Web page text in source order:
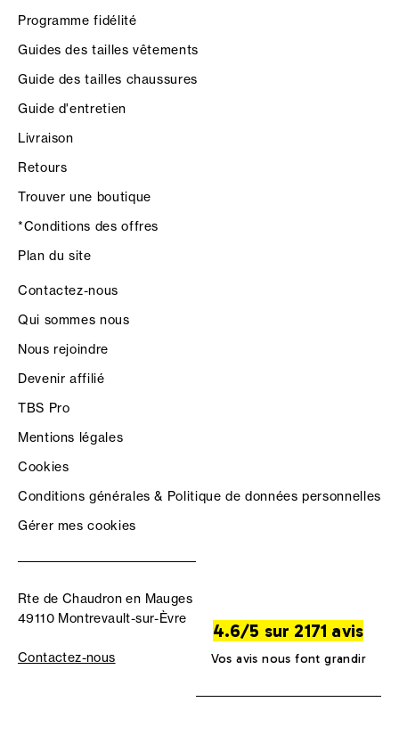
Programme fidélité
Guides des tailles vêtements
Guide des tailles chaussures
Guide d'entretien
Livraison
Retours
Trouver une boutique
*Conditions des offres
Plan du site
Contactez-nous
Qui sommes nous
Nous rejoindre
Devenir affilié
TBS Pro
Mentions légales
Cookies
Conditions générales & Politique de données personnelles
Gérer mes cookies
Rte de Chaudron en Mauges
49110 Montrevault-sur-Èvre
Contactez-nous
4.6/5 sur 2171 avis
Vos avis nous font grandir